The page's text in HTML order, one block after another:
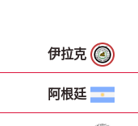
伊拉克
阿根廷